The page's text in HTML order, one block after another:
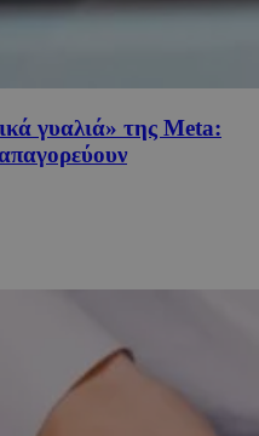
γυαλιά» της Μeta: